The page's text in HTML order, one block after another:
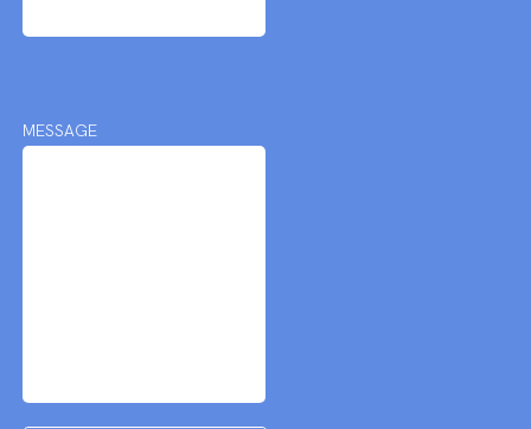
MESSAGE